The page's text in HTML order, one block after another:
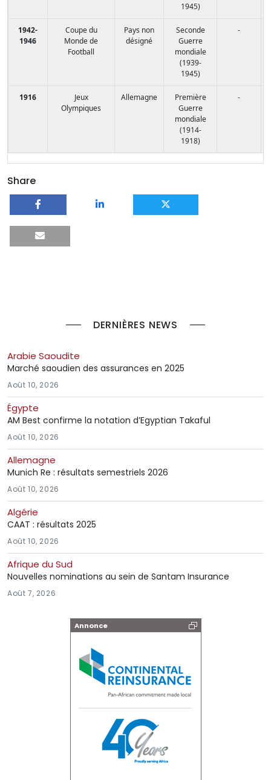
1945)
1942-
1946
Coupe du
Monde de
Football
Pays non
désigné
Seconde
Guerre
mondiale
(1939-
1945)
-
1916
Jeux
Olympiques
Allemagne
Première
Guerre
mondiale
(1914-
1918)
-
Share
DERNIÈRES NEWS
Arabie Saoudite
Marché saoudien des assurances en 2025
Août 10, 2026
Égypte
AM Best confirme la notation d’Egyptian Takaful
Août 10, 2026
Allemagne
Munich Re : résultats semestriels 2026
Août 10, 2026
Algérie
CAAT : résultats 2025
Août 10, 2026
Afrique du Sud
Nouvelles nominations au sein de Santam Insurance
Août 7, 2026
Annonce